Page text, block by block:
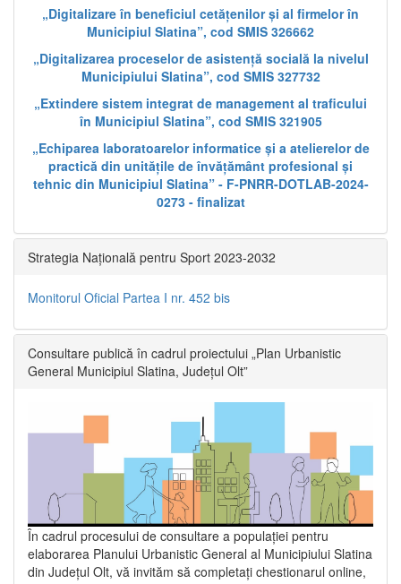
„Digitalizare în beneficiul cetățenilor și al firmelor în
Municipiul Slatina”, cod SMIS 326662
„Digitalizarea proceselor de asistență socială la nivelul
Municipiului Slatina”, cod SMIS 327732
„Extindere sistem integrat de management al traficului
în Municipiul Slatina”, cod SMIS 321905
„Echiparea laboratoarelor informatice și a atelierelor de
practică din unitățile de învățământ profesional și
tehnic din Municipiul Slatina” - F-PNRR-DOTLAB-2024-
0273 - finalizat
Strategia Națională pentru Sport 2023-2032
Monitorul Oficial Partea I nr. 452 bis
Consultare publică în cadrul proiectului „Plan Urbanistic
General Municipiul Slatina, Județul Olt”
În cadrul procesului de consultare a populaţiei pentru
elaborarea Planului Urbanistic General al Municipiului Slatina
din Județul Olt, vă invităm să completați chestionarul online,